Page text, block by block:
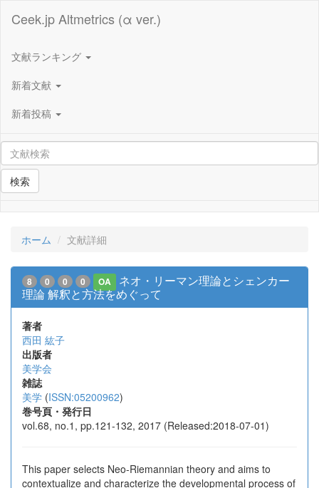
Ceek.jp Altmetrics (α ver.)
文献ランキング
新着文献
新着投稿
検索
ホーム 文献詳細
8 0 0 0 OA
ネオ・リーマン理論とシェンカー
理論 解釈と方法をめぐって
著者
西田 紘子
出版者
美学会
雑誌
美学 (ISSN:05200962)
巻号頁・発行日
vol.68, no.1, pp.121-132, 2017 (Released:2018-07-01)
This paper selects Neo-Riemannian theory and aims to
contextualize and characterize the developmental process of